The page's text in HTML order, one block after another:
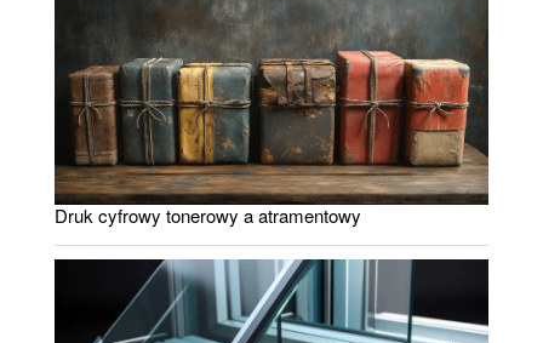
Druk cyfrowy tonerowy a atramentowy